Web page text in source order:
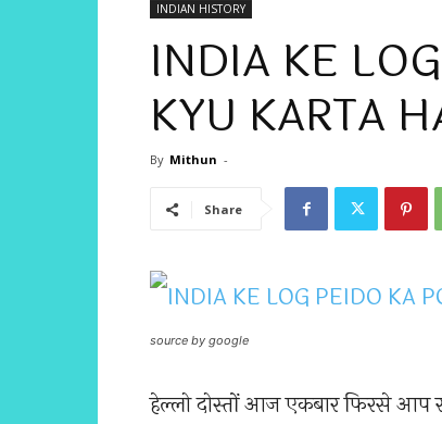
INDIAN HISTORY
INDIA KE
KYU KARTA
By Mithun -
Share
source by google
हेल्लो दोस्तों आज एकबार फिरसे आप